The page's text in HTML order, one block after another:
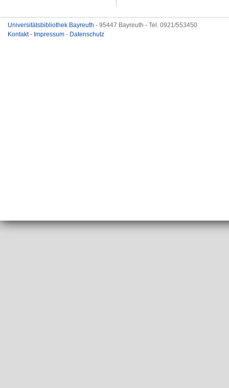
Universitätsbibliothek Bayreuth - 95447 Bayreuth - Tel. 0921/553450
Kontakt- Impressum - Datenschutz